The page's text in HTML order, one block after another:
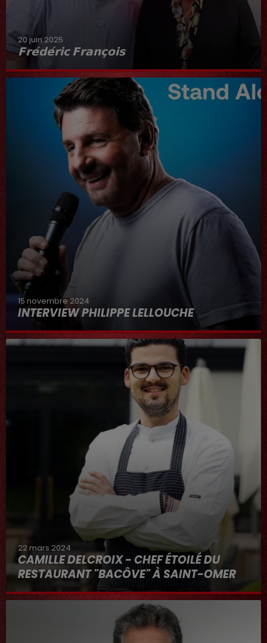
20 juin 2025
𝗙𝗿𝗲́𝗱𝗲́𝗿𝗶𝗰 𝗙𝗿𝗮𝗻𝗰̧𝗼𝗶𝘀
Interview du 20 juin 2025
15 novembre 2024
INTERVIEW PHILIPPE LELLOUCHE
22 mars 2024
CAMILLE DELCROIX - CHEF ÉTOILÉ DU
RESTAURANT "BACÔVE" À SAINT-OMER
Au micro d'Hervé dans "RDL ET VOUS"